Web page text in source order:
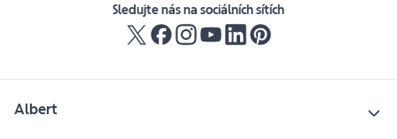
Sledujte nás na sociálních sítích
Albert